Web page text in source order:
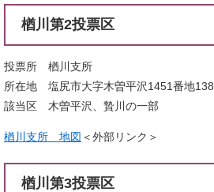
楢川第2投票区
投票所 楢川支所
所在地 塩尻市大字木曽平沢1451番地138
該当区 木曽平沢、贄川の一部
楢川支所 地図 ＜外部リンク＞
楢川第3投票区